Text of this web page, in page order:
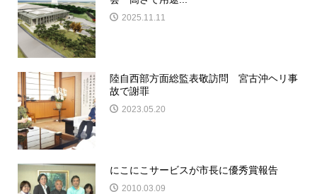
2025.11.11
陸自西部方面総監表敬訪問 宮古沖ヘリ事
故で謝罪
2023.05.20
にこにこサービスが市長に優秀賞報告
2010.03.09